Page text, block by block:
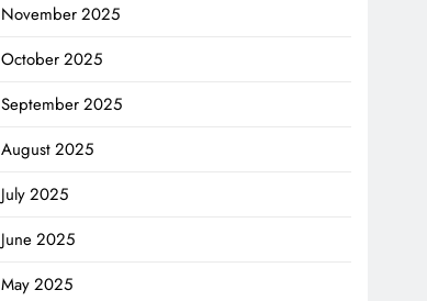
November 2025
October 2025
September 2025
August 2025
July 2025
June 2025
May 2025